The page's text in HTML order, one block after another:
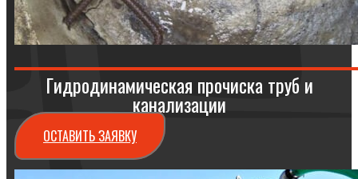
Гидродинамическая прочиска труб и
канализации
ОСТАВИТЬ ЗАЯВКУ